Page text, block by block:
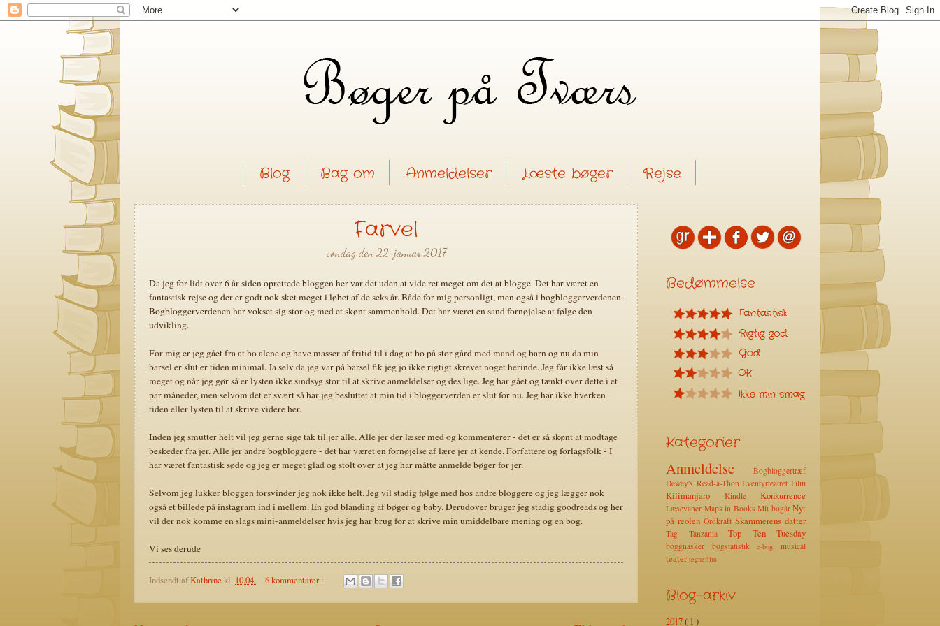
Blog Bag om Anmeldelser Læste bøger Rejse
Farvel
søndag den 22. januar 2017
Da jeg for lidt over 6 år siden oprettede bloggen her var det uden at vide ret meget om det at blogge. Det har været en
fantastisk rejse og der er godt nok sket meget i løbet af de seks år. Både for mig personligt, men også i bogbloggerverdenen.
Bogbloggerverdenen har vokset sig stor og med et skønt sammenhold. Det har været en sand fornøjelse at følge den
udvikling.
For mig er jeg gået fra at bo alene og have masser af fritid til i dag at bo på stor gård med mand og barn og nu da min
barsel er slut er tiden minimal. Ja selv da jeg var på barsel fik jeg jo ikke rigtigt skrevet noget herinde. Jeg får ikke læst så
meget og når jeg gør så er lysten ikke sindsyg stor til at skrive anmeldelser og des lige. Jeg har gået og tænkt over dette i et
par måneder, men selvom det er svært så har jeg besluttet at min tid i bloggerverden er slut for nu. Jeg har ikke hverken
tiden eller lysten til at skrive videre her.
Inden jeg smutter helt vil jeg gerne sige tak til jer alle. Alle jer der læser med og kommenterer - det er så skønt at modtage
beskeder fra jer. Alle jer andre bogbloggere - det har været en fornøjelse af lære jer at kende. Forfattere og forlagsfolk - I
har været fantastisk søde og jeg er meget glad og stolt over at jeg har måtte anmelde bøger for jer.
Selvom jeg lukker bloggen forsvinder jeg nok ikke helt. Jeg vil stadig følge med hos andre bloggere og jeg lægger nok
også et billede på instagram ind i mellem. En god blanding af bøger og baby. Derudover bruger jeg stadig goodreads og her
vil der nok komme en slags mini-anmeldelser hvis jeg har brug for at skrive min umiddelbare mening og en bog.
Vi ses derude
Indsendt afKathrine kl. 10.04 6 kommentarer :
Bedømmelse
Kategorier
Anmeldelse
Bogbloggertræf
Dewey's Read-a-ThonEventyrteatretFilm
Kilimanjaro Kindle Konkurrence
Læsevaner Maps in Books Mit bogår Nyt
på reolen Ordkraft Skammerens datter
Tag Tanzania Top Ten Tuesday
boggnasker bogstatistike-bogmusical
teatertegnefilm
Blog-arkiv
2017( 1 )